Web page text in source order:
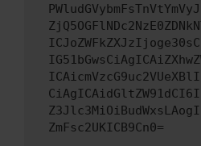
ZmFsc2UKICB9Cn0=